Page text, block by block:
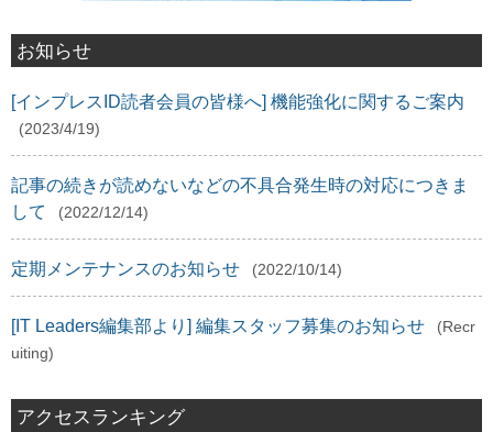
お知らせ
[インプレスID読者会員の皆様へ] 機能強化に関するご案内
(2023/4/19)
記事の続きが読めないなどの不具合発生時の対応につきま
して
(2022/12/14)
定期メンテナンスのお知らせ (2022/10/14)
[IT Leaders編集部より] 編集スタッフ募集のお知らせ
(Recr
uiting)
アクセスランキング